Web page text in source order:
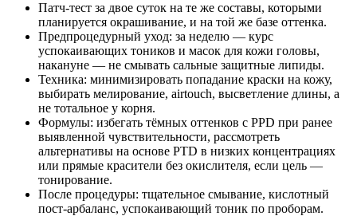
Патч‑тест за двое суток на те же составы, которыми
планируется окрашивание, и на той же базе оттенка.
Предпроцедурный уход: за неделю — курс
успокаивающих тоников и масок для кожи головы,
накануне — не смывать сальные защитные липиды.
Техника: минимизировать попадание краски на кожу,
выбирать мелирование, airtouch, высветление длины, а
не тотальное у корня.
Формулы: избегать тёмных оттенков с PPD при ранее
выявленной чувствительности, рассмотреть
альтернативы на основе PTD в низких концентрациях
или прямые красители без окислителя, если цель —
тонирование.
После процедуры: тщательное смывание, кислотный
пост‑арбаланс, успокаивающий тоник по проборам.